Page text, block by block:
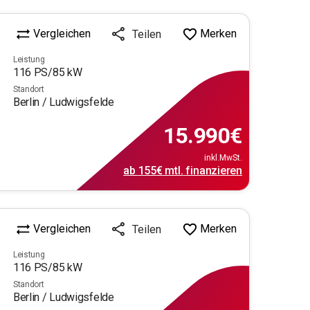
Vergleichen Teilen Merken
Leistung
116 PS/85 kW
Standort
Berlin / Ludwigsfelde
15.990€
inkl.MwSt.
ab 155€mtl. finanzieren
Vergleichen Teilen Merken
Leistung
116 PS/85 kW
Standort
Berlin / Ludwigsfelde